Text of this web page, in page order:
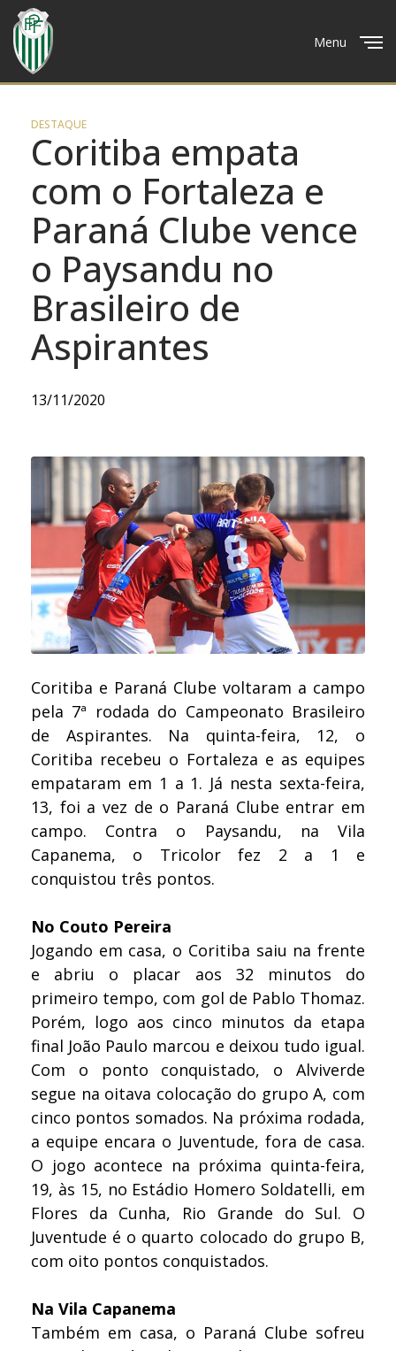
Menu
DESTAQUE
Coritiba empata
com o Fortaleza e
Paraná Clube vence
o Paysandu no
Brasileiro de
Aspirantes
13/11/2020
Coritiba e Paraná Clube voltaram a campo
pela 7ª rodada do Campeonato Brasileiro
de Aspirantes. Na quinta-feira, 12, o
Coritiba recebeu o Fortaleza e as equipes
empataram em 1 a 1. Já nesta sexta-feira,
13, foi a vez de o Paraná Clube entrar em
campo. Contra o Paysandu, na Vila
Capanema, o Tricolor fez 2 a 1 e
conquistou três pontos.
No Couto Pereira
Jogando em casa, o Coritiba saiu na frente
e abriu o placar aos 32 minutos do
primeiro tempo, com gol de Pablo Thomaz.
Porém, logo aos cinco minutos da etapa
final João Paulo marcou e deixou tudo igual.
Com o ponto conquistado, o Alviverde
segue na oitava colocação do grupo A, com
cinco pontos somados. Na próxima rodada,
a equipe encara o Juventude, fora de casa.
O jogo acontece na próxima quinta-feira,
19, às 15, no Estádio Homero Soldatelli, em
Flores da Cunha, Rio Grande do Sul. O
Juventude é o quarto colocado do grupo B,
com oito pontos conquistados.
Na Vila Capanema
Também em casa, o Paraná Clube sofreu